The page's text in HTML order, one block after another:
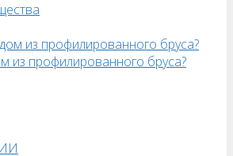
из профилированного бруса?